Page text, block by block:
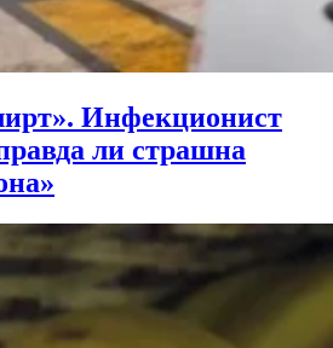
Инфекционист
ли страшна